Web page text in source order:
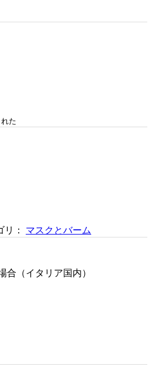
た
リ： マスクとバーム
合（イタリア国内）